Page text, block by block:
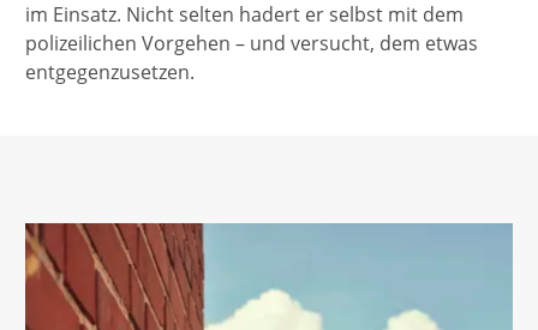
im Einsatz. Nicht selten hadert er selbst mit dem
polizeilichen Vorgehen – und versucht, dem etwas
entgegenzusetzen.